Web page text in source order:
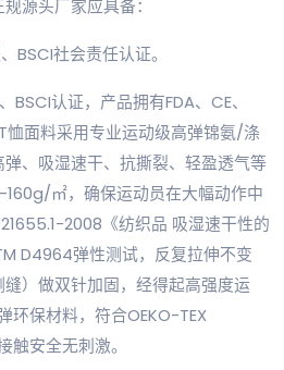
源头厂家应具备：
BSCI社会责任认证。
认证，产品拥有FDA、CE、
恤面料采用专业运动级高弹锦氨/涤
、吸湿速干、抗撕裂、轻盈透气等
㎡，确保运动员在大幅动作中
2008《纺织品 吸湿速干性的
D4964弹性测试，反复拉伸不变
）做双针加固，经得起高强度运
环保材料，符合OEKO-TEX
安全无刺激。